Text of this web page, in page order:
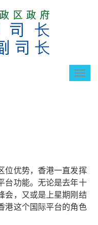
切
位优势，香港一直发挥
台功能。无论是去年十
会，又或是上星期刚结
港这个国际平台的角色